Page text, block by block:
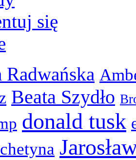
się
Beata Szydło
donald tusk